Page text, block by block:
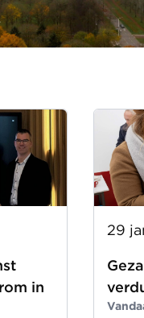
in
29